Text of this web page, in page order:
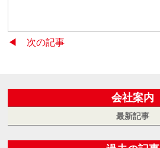
◀︎ 次の記事
会社案内
最新記事